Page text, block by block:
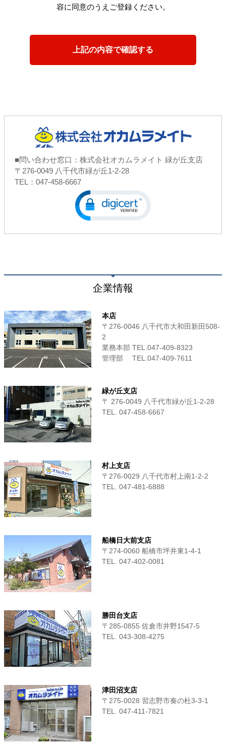
容に同意のうえご登録ください。
■問い合わせ窓口：株式会社オカムラメイト 緑が丘支店
〒276-0049 八千代市緑が丘1-2-28
TEL：047-458-6667
企業情報
本店
〒276-0046 八千代市大和田新田508-
2
業務本部 TEL.047-409-8323
管理部 TEL.047-409-7611
緑が丘支店
〒 276-0049 八千代市緑が丘1-2-28
TEL. 047-458-6667
村上支店
〒276-0029 八千代市村上南1-2-2
TEL. 047-481-6888
船橋日大前支店
〒274-0060 船橋市坪井東1-4-1
TEL. 047-402-0081
勝田台支店
〒285-0855 佐倉市井野1547-5
TEL. 043-308-4275
津田沼支店
〒275-0028 習志野市奏の杜3-3-1
TEL. 047-411‐7821